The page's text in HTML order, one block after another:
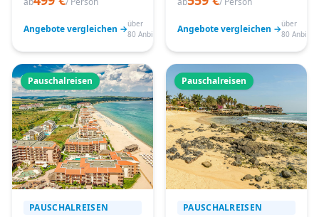
Angebote vergleichen →über
80 Anbieter
Angebote vergleichen →über
80
Pauschalreisen
PAUSCHALREISEN
Pauschalreisen
PAUSCHALREISEN